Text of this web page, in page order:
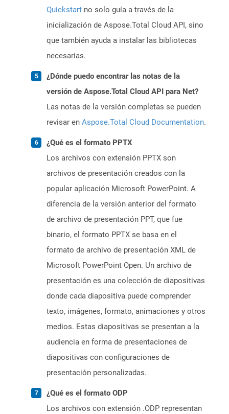
Quickstart no solo guía a través de la
inicialización de Aspose.Total Cloud API, sino
que también ayuda a instalar las bibliotecas
necesarias.
¿Dónde puedo encontrar las notas de la
versión de Aspose.Total Cloud API para Net?
Las notas de la versión completas se pueden
revisar en Aspose.Total Cloud Documentation.
¿Qué es el formato PPTX
Los archivos con extensión PPTX son
archivos de presentación creados con la
popular aplicación Microsoft PowerPoint. A
diferencia de la versión anterior del formato
de archivo de presentación PPT, que fue
binario, el formato PPTX se basa en el
formato de archivo de presentación XML de
Microsoft PowerPoint Open. Un archivo de
presentación es una colección de diapositivas
donde cada diapositiva puede comprender
texto, imágenes, formato, animaciones y otros
medios. Estas diapositivas se presentan a la
audiencia en forma de presentaciones de
diapositivas con configuraciones de
presentación personalizadas.
¿Qué es el formato ODP
Los archivos con extensión .ODP representan